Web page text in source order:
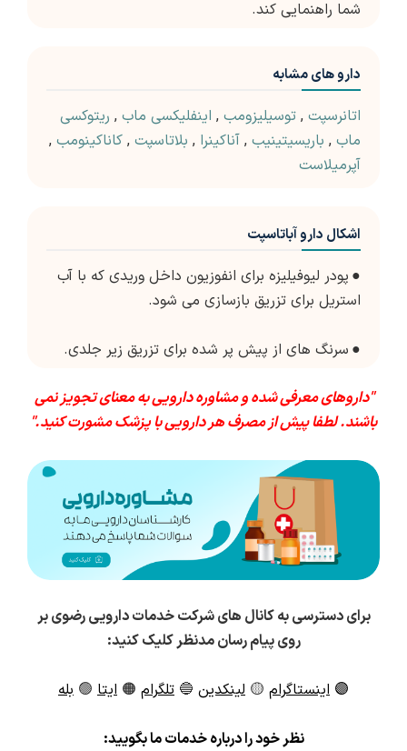
شما راهنمایی کند.
دارو های مشابه
اتانرسپت , توسیلیزومب , اینفلیکسی ماب , ریتوکسی
ماب , باریسیتینیب , آناکینرا , بلاتاسپت , کاناکینومب ,
آپرمیلاست
اشکال دارو آباتاسپت
● پودر لیوفیلیزه برای انفوزیون داخل وریدی که با آب
استریل برای تزریق بازسازی می شود.
● سرنگ های از پیش پر شده برای تزریق زیر جلدی.
"داروهای معرفی شده و مشاوره دارویی به معنای تجویز نمی
باشند. لطفا پیش از مصرف هر دارویی با پزشک مشورت کنید."
برای دسترسی به کانال های شرکت خدمات دارویی رضوی بر
روی پیام رسان مدنظر کلیک کنید:
🟣 اینستاگرام 🟡 لینکدین 🔵 تلگرام 🟠 ایتا 🟢 بله
نظر خود را درباره خدمات ما بگویید: